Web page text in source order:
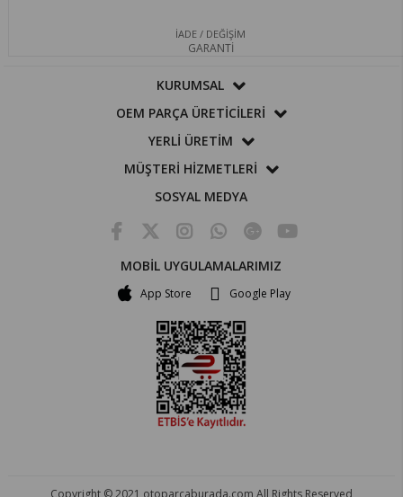
İADE / DEĞİŞİM
GARANTİ
KURUMSAL
OEM PARÇA ÜRETİCİLERİ
YERLİ ÜRETİM
MÜŞTERİ HİZMETLERİ
SOSYAL MEDYA
MOBİL UYGULAMALARIMIZ
App Store Google Play
Copyright © 2021 otoparcaburada.com All Rights Reserved